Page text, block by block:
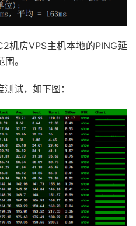
机房VPS主机本地的PING延
。
试，如下图：